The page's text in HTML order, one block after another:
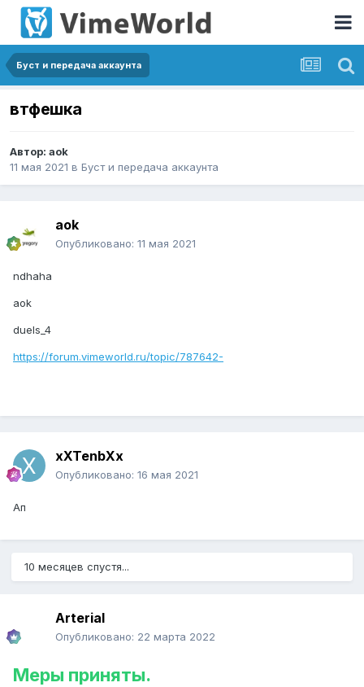
Буст и передача аккаунта
втфешка
Автор: aok
11 мая 2021 в Буст и передача аккаунта
aok
Опубликовано: 11 мая 2021
ndhaha
aok
duels_4
https://forum.vimeworld.ru/topic/787642-
xXTenbXx
Опубликовано: 16 мая 2021
Ап
10 месяцев спустя...
Arterial
Опубликовано: 22 марта 2022
Меры приняты.